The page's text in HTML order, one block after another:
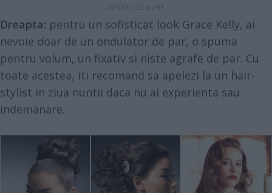
Dreapta: pentru un sofisticat look Grace Kelly, ai
nevoie doar de un ondulator de par, o spuma
pentru volum, un fixativ si niste agrafe de par. Cu
toate acestea, iti recomand sa apelezi la un hair-
stylist in ziua nuntii daca nu ai experienta sau
indemanare.